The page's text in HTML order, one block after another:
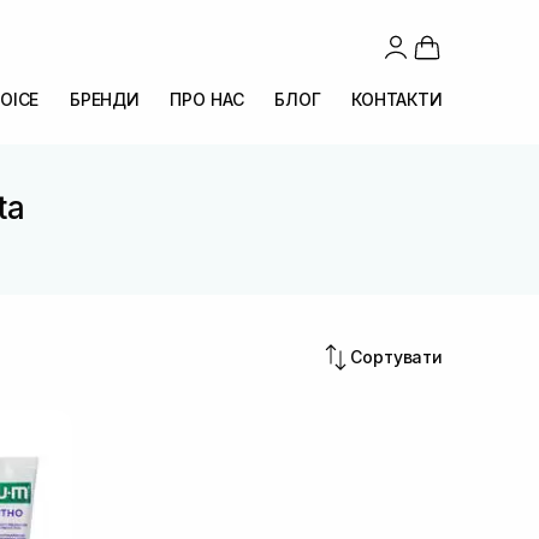
БРЕНДИ ПРО НАС БЛОГ КОНТАКТИ
Сортувати